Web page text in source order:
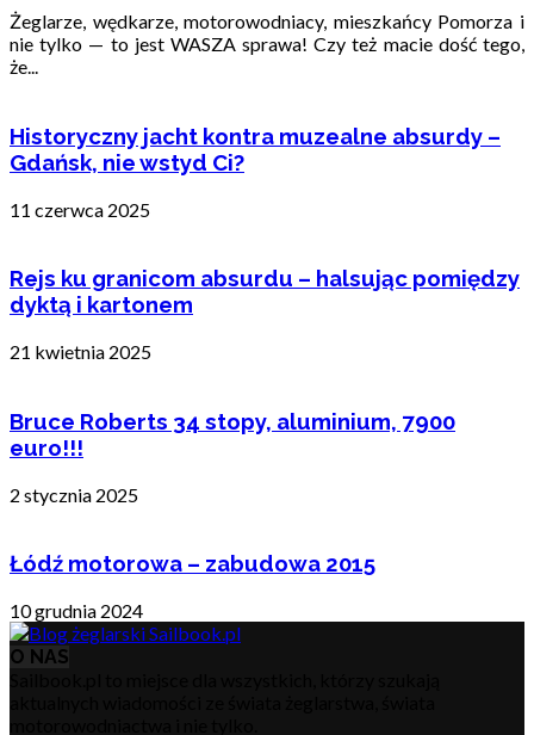
Żeglarze, wędkarze, motorowodniacy, mieszkańcy Pomorza i
nie tylko — to jest WASZA sprawa! Czy też macie dość tego,
że...
Historyczny jacht kontra muzealne absurdy –
Gdańsk, nie wstyd Ci?
11 czerwca 2025
Rejs ku granicom absurdu – halsując pomiędzy
dyktą i kartonem
21 kwietnia 2025
Bruce Roberts 34 stopy, aluminium, 7900
euro!!!
2 stycznia 2025
Łódź motorowa – zabudowa 2015
10 grudnia 2024
O NAS